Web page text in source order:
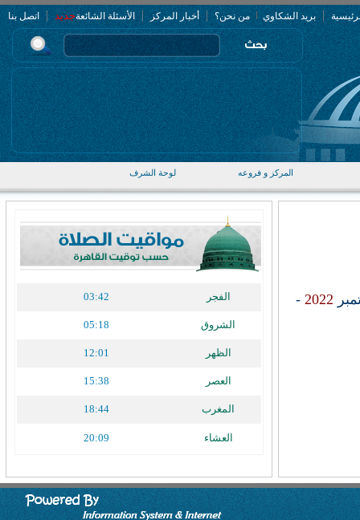
المركز و فروعه لوحة الشرف
| بريد الشكاوي من نحن؟ | أخبار المركز | الأسئلة الشائعةجديد | اتصل بنا
الفجر 03:42
الشروق 05:18
الظهر 12:01
العصر 15:38
المغرب 18:44
العشاء 20:09
2022
-